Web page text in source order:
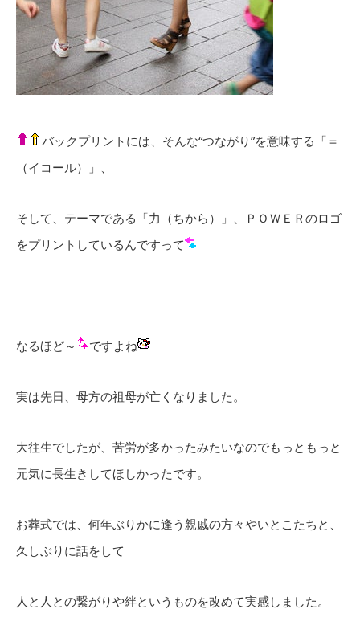
バックプリントには、そんな“つながり”を意味する「＝
（イコール）」、
そして、テーマである「力（ちから）」、ＰＯＷＥＲのロゴ
をプリントしているんですって
なるほど～ ですよね
実は先日、母方の祖母が亡くなりました。
大往生でしたが、苦労が多かったみたいなのでもっともっと
元気に長生きしてほしかったです。
お葬式では、何年ぶりかに逢う親戚の方々やいとこたちと、
久しぶりに話をして
人と人との繋がりや絆というものを改めて実感しました。